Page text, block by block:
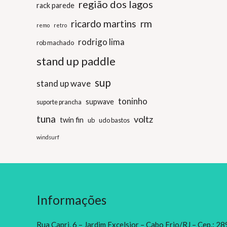
rack parede região dos lagos
remo retro ricardo martins rm
rob machado rodrigo lima
stand up paddle
stand up wave sup
suporte prancha supwave toninho
tuna twin fin ub udo bastos voltz
windsurf
Informações
Rua Capri, 6 – Jardim Excelsior – Cabo Frio/RJ – Cep.: